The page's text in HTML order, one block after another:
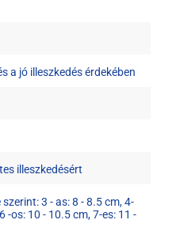
a jó illeszkedés érdekében
illeszkedésért
3 - as: 8 - 8.5 cm, 4-
-os: 10 - 10.5 cm, 7-es: 11 -